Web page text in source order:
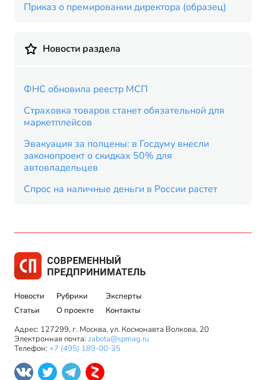
Приказ о премировании директора (образец)
Новости раздела
ФНС обновила реестр МСП
Страховка товаров станет обязательной для
маркетплейсов
Эвакуация за полцены: в Госдуму внесли
законопроект о скидках 50% для
автовладельцев
Спрос на наличные деньги в России растет
Новости
Статьи
Рубрики
О проекте
Эксперты
Контакты
Адрес: 127299, г. Москва, ул. Космонавта Волкова, 20
Электронная почта: zabota@spmag.ru
Телефон: +7 (495) 189-00-35